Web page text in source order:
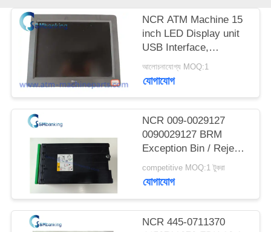
আবেদন
সাইট
ম্যাপ
PRIVACY
POLICY
NCR ATM Machine 15
inch LED Display unit
USB Interface,
SN:5943-5100-9090;
Power rating 12V-
আলোচনাযোগ্য MOQ:1
যোগাযোগ
NCR 009-0029127
0090029127 BRM
Exception Bin / Reject
Cassette
competitive MOQ:1 টুকরা
যোগাযোগ
NCR 445-0711370